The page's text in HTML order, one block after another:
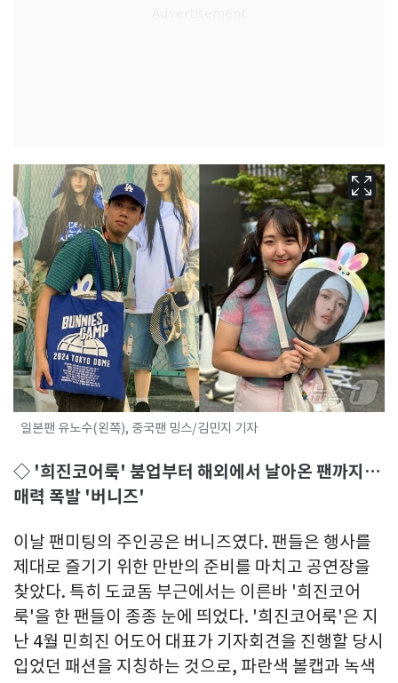
일본팬 유노수(왼쪽), 중국팬 밍스/김민지 기자
◇ '희진코어룩' 붐업부터 해외에서 날아온 팬까지…
매력 폭발 '버니즈'
이날 팬미팅의 주인공은 버니즈였다. 팬들은 행사를
제대로 즐기기 위한 만반의 준비를 마치고 공연장을
찾았다. 특히 도쿄돔 부근에서는 이른바 '희진코어
룩'을 한 팬들이 종종 눈에 띄었다. '희진코어룩'은 지
난 4월 민희진 어도어 대표가 기자회견을 진행할 당시
입었던 패션을 지칭하는 것으로, 파란색 볼캡과 녹색